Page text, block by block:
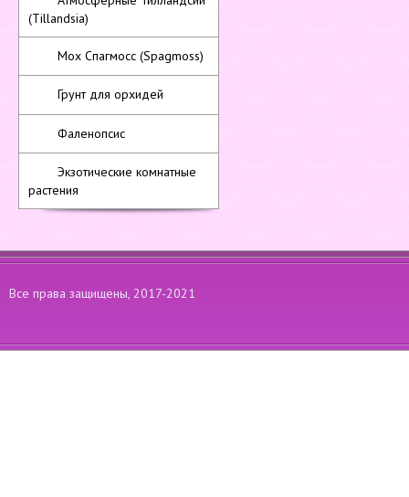
(Tillandsia)
Мох Спагмосс (Spagmoss)
Грунт для орхидей
Фаленопсис
Экзотические комнатные
растения
Все права защищены, 2017-2021